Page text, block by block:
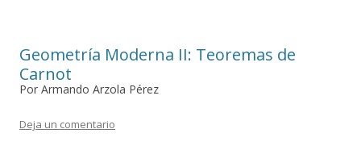
Geometría Moderna II: Teoremas de
Carnot
Por Armando Arzola Pérez
Deja un comentario